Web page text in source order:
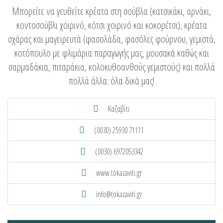
Μπορείτε να γευθείτε κρέατα στη σούβλα (κατσικάκι, αρνάκι,
κοντοσούβλι χοιρινό, κότσι χοιρινό και κοκορέτσι), κρέατα
σχάρας και μαγειρευτά (φασολάδα, φασόλες φούρνου, γεμιστά,
κοτόπουλο με φλιμάρια παραγωγής μας, μουσακά καθώς και
σαρμαδάκια, πιταράκια, κολοκυθοανθούς γεμιστούς) και πολλά
πολλά άλλα: όλα δικά μας!
Καζαβίτι
(0030) 25930 71111
(0030) 6972053342
www.tokazaviti.gr
info@tokazaviti.gr